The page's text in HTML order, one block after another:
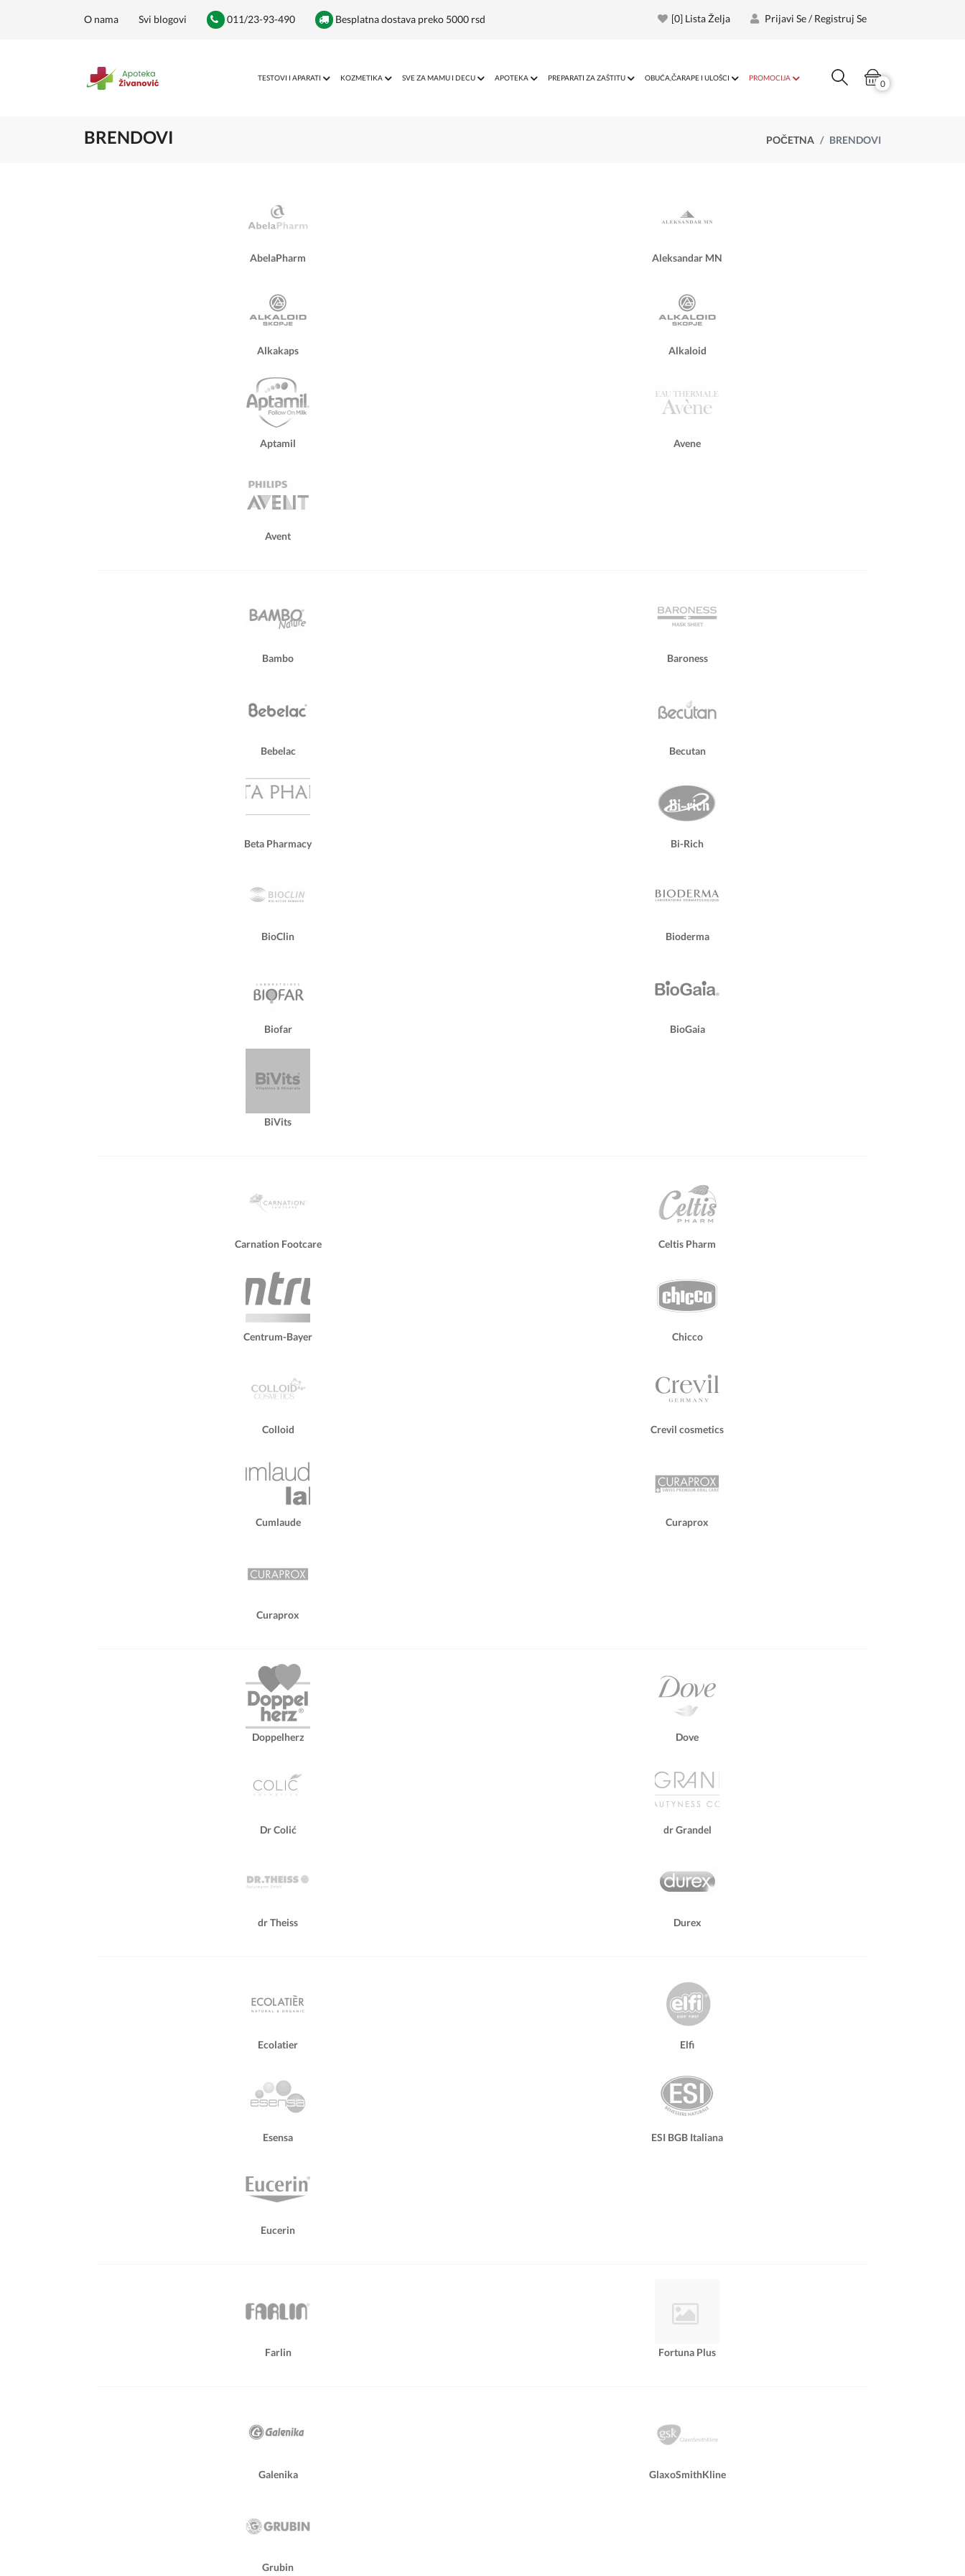
O nama Svi blogovi 011/23-93-490 Besplatna dostava preko 5000 rsd [0] Lista Želja Prijavi Se / Registruj Se
TESTOVI I APARATI KOZMETIKA SVE ZA MAMU I DECU APOTEKA PREPARATI ZA ZAŠTITU OBUĆA,ČARAPE I ULOŠCI PROMOCIJA
0
BRENDOVI POČETNA BRENDOVI
AbelaPharm Aleksandar MN
Alkakaps Alkaloid
Aptamil Avene
Avent
Bambo Baroness
Bebelac Becutan
Beta Pharmacy Bi-Rich
BioClin Bioderma
Biofar BioGaia
BiVits
Carnation Footcare Celtis Pharm
Centrum-Bayer Chicco
Colloid Crevil cosmetics
Cumlaude Curaprox
Curaprox
Doppelherz Dove
Dr Colić dr Grandel
dr Theiss Durex
Ecolatier Elfi
Esensa ESI BGB Italiana
Eucerin
Farlin Fortuna Plus
Galenika GlaxoSmithKline
Grubin